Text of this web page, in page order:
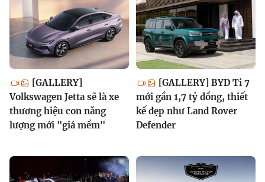
[GALLERY]
Volkswagen Jetta sẽ là xe
thương hiệu con năng
lượng mới "giá mềm"
[GALLERY] BYD Ti 7
mới gần 1,7 tỷ đồng, thiết
kế đẹp như Land Rover
Defender